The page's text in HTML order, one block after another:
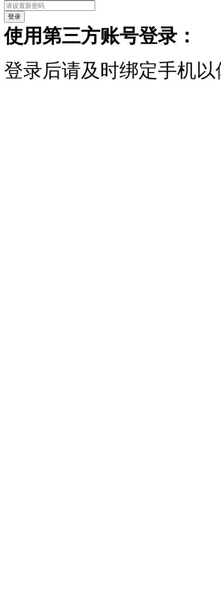
使用第三方账号登录：
登录后请及时绑定手机